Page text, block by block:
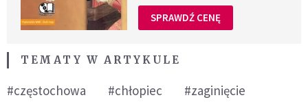
SPRAWDŹ CENĘ
TEMATY W ARTYKULE
#częstochowa #chłopiec #zaginięcie